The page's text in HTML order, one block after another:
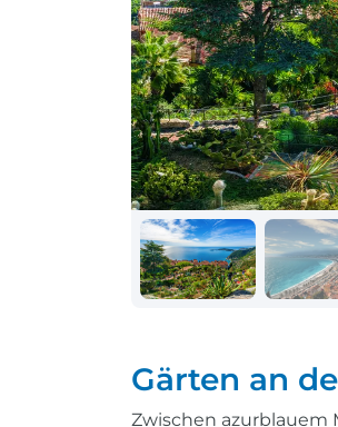
Reisen mit
Letzte Plätze
Reisen mit
Letzte Plätze
Landausflüge
Gärten an
Zwischen azurblauem